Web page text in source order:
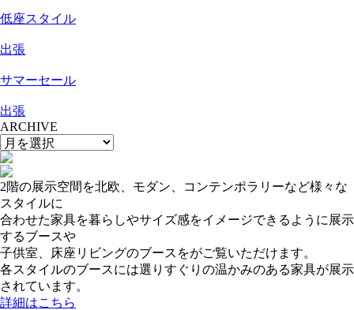
低座スタイル
出張
サマーセール
出張
ARCHIVE
2階の展示空間を北欧、モダン、コンテンポラリーなど様々な
スタイルに
合わせた家具を暮らしやサイズ感をイメージできるように展示
するブースや
子供室、床座リビングのブースをがご覧いただけます。
各スタイルのブースには選りすぐりの温かみのある家具が展示
されています。
詳細はこちら